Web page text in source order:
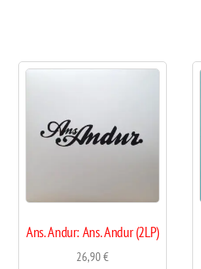
Ans. Andur: Ans. Andur (2LP)
26,90€